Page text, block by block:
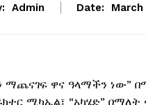
Admin Date:
ዋና ዓላማችን ነው”
ሚካኤል፣ “አካሄድ” በማለት